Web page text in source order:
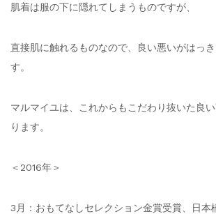
肌着は服の下に隠れてしまうものですが、
直接肌に触れるものなので、良い悪いがはっ
す。
マルマイユは、これからもこだわり抜いた良
ります。
＜2016年＞
3月：おもてなしセレクション金賞受賞、日本